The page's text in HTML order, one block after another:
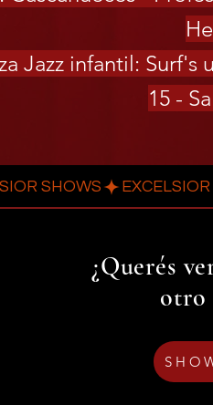
Jazz infantil:
15 -
¿Querés
otro